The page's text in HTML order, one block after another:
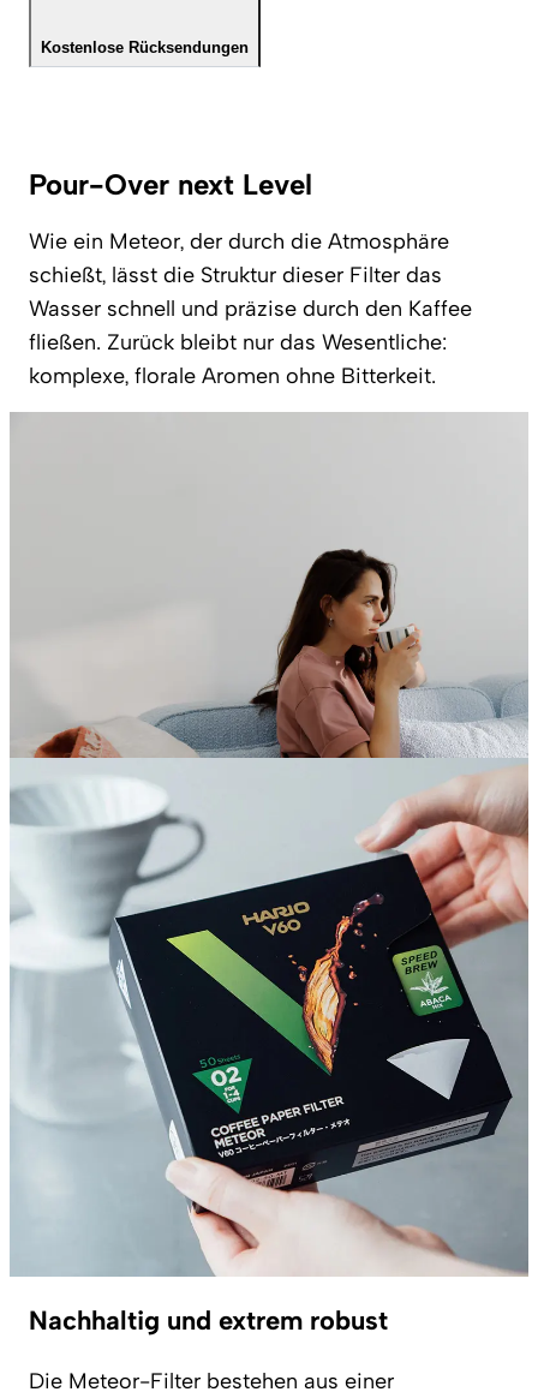
Kostenlose Rücksendungen
Pour-Over next Level
Wie ein Meteor, der durch die Atmosphäre
schießt, lässt die Struktur dieser Filter das
Wasser schnell und präzise durch den Kaffee
fließen. Zurück bleibt nur das Wesentliche:
komplexe, florale Aromen ohne Bitterkeit.
Nachhaltig und extrem robust
Die Meteor-Filter bestehen aus einer